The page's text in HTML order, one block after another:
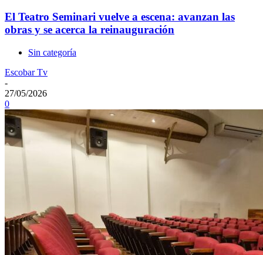
El Teatro Seminari vuelve a escena: avanzan las
obras y se acerca la reinauguración
Sin categoría
Escobar Tv
-
27/05/2026
0